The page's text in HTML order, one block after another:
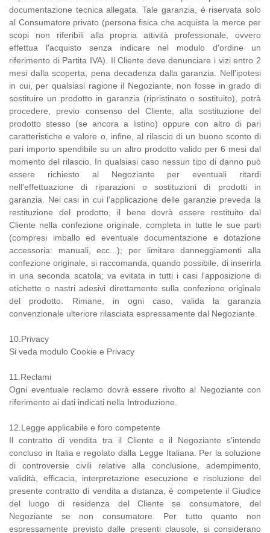
documentazione tecnica allegata. Tale garanzia, è riservata solo
al Consumatore privato (persona fisica che acquista la merce per
scopi non riferibili alla propria attività professionale, ovvero
effettua l'acquisto senza indicare nel modulo d'ordine un
riferimento di Partita IVA). Il Cliente deve denunciare i vizi entro 2
mesi dalla scoperta, pena decadenza dalla garanzia. Nell'ipotesi
in cui, per qualsiasi ragione il Negoziante, non fosse in grado di
sostituire un prodotto in garanzia (ripristinato o sostituito), potrà
procedere, previo consenso del Cliente, alla sostituzione del
prodotto stesso (se ancora a listino) oppure con altro di pari
caratteristiche e valore o, infine, al rilascio di un buono sconto di
pari importo spendibile su un altro prodotto valido per 6 mesi dal
momento del rilascio. In qualsiasi caso nessun tipo di danno può
essere richiesto al Negoziante per eventuali ritardi
nell'effettuazione di riparazioni o sostituzioni di prodotti in
garanzia. Nei casi in cui l'applicazione delle garanzie preveda la
restituzione del prodotto, il bene dovrà essere restituito dal
Cliente nella confezione originale, completa in tutte le sue parti
(compresi imballo ed eventuale documentazione e dotazione
accessoria: manuali, ecc...); per limitare danneggiamenti alla
confezione originale, si raccomanda, quando possibile, di inserirla
in una seconda scatola; va evitata in tutti i casi l'apposizione di
etichette o nastri adesivi direttamente sulla confezione originale
del prodotto. Rimane, in ogni caso, valida la garanzia
convenzionale ulteriore rilasciata espressamente dal Negoziante.
10.Privacy
Si veda modulo Cookie e Privacy
11.Reclami
Ogni eventuale reclamo dovrà essere rivolto al Negoziante con
riferimento ai dati indicati nella Introduzione.
12.Legge applicabile e foro competente
Il contratto di vendita tra il Cliente e il Negoziante s'intende
concluso in Italia e regolato dalla Legge Italiana. Per la soluzione
di controversie civili relative alla conclusione, adempimento,
validità, efficacia, interpretazione esecuzione e risoluzione del
presente contratto di vendita a distanza, è competente il Giudice
del luogo di residenza del Cliente se consumatore, del
Negoziante se non consumatore. Per tutto quanto non
espressamente previsto dalle presenti clausole, si considerano